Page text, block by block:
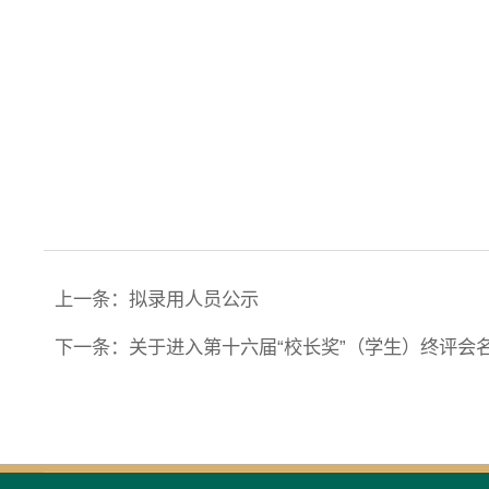
上一条：拟录用人员公示
下一条：关于进入第十六届“校长奖”（学生）终评会